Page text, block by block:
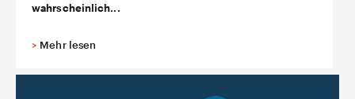
wahrscheinlich...
> Mehr lesen